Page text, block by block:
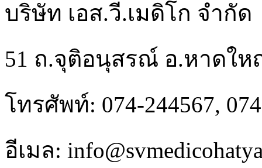
บริษัท เอส.วี.เมดิโก จำกัด
51 ถ.จุติอนุสรณ์ อ.หาดให
โทรศัพท์: 074-244567,
อีเมล: